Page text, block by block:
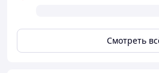
целостность,
возможность их
Смотреть